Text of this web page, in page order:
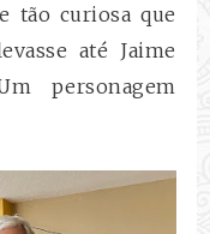
tão curiosa que
até Jaime
personagem